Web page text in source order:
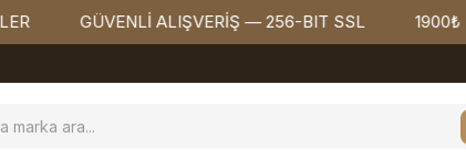
GÜVENLİ ALIŞVERİŞ — 256-BIT SSL 1900₺ ÜZERİ